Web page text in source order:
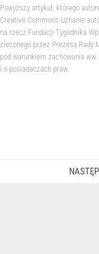
Powyższy artykuł, którego
Creative Commons Uznanie
na rzecz Fundacji Tygodnika
zleconego przez Prezesa Rady
pod warunkiem zachowania
i o posiadaczach praw.